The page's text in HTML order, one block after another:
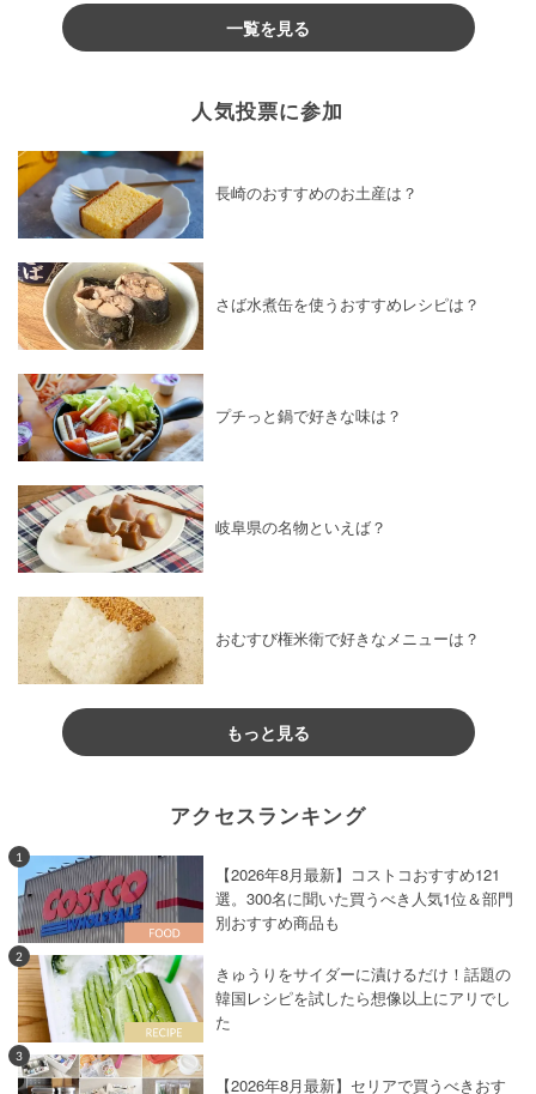
一覧を見る
人気投票に参加
長崎のおすすめのお土産は？
さば水煮缶を使うおすすめレシピは？
プチっと鍋で好きな味は？
岐阜県の名物といえば？
おむすび権米衛で好きなメニューは？
もっと見る
アクセスランキング
1
【2026年8月最新】コストコおすすめ121
選。300名に聞いた買うべき人気1位＆部門
別おすすめ商品も
2
きゅうりをサイダーに漬けるだけ！話題の
韓国レシピを試したら想像以上にアリでし
た
3
【2026年8月最新】セリアで買うべきおす